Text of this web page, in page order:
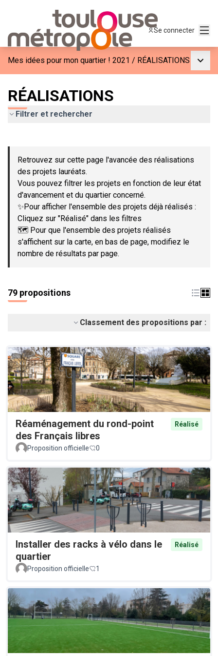
Se connecter
Mes idées pour mon quartier ! 2021 / RÉALISATIONS
RÉALISATIONS
Filtrer et rechercher
−
Retrouvez sur cette page l'avancée des réalisations
des projets lauréats.
Vous pouvez filtrer les projets en fonction de leur état
d'avancement et du quartier concerné.
✨Pour afficher l'ensemble des projets déjà réalisés :
Cliquez sur "Réalisé" dans les filtres
🗺️ Pour que l'ensemble des projets réalisés
s'affichent sur la carte, en bas de page, modifiez le
nombre de résultats par page.
79 propositions
Classement des propositions par :
Réaménagement du rond-point
des Français libres
Réalisé
Proposition officielle 0
Installer des racks à vélo dans le
quartier
Réalisé
Proposition officielle 1